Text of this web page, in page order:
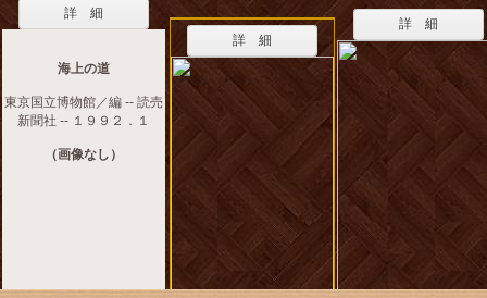
詳 細
海上の道
東京国立博物館／編 -- 読売
新聞社 -- １９９２．１
（画像なし）
詳 細
詳 細